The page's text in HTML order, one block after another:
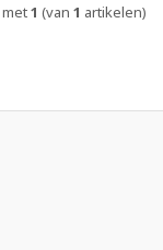
1 (van 1 artikelen)